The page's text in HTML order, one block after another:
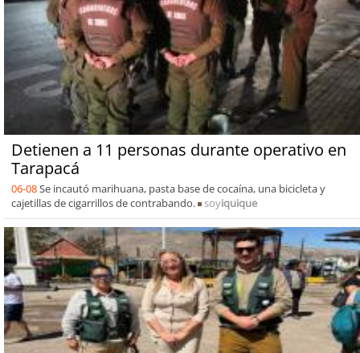
Detienen a 11 personas durante operativo en
Tarapacá
06-08Se incautó marihuana, pasta base de cocaína, una bicicleta y
cajetillas de cigarrillos de contrabando.
soyiquique